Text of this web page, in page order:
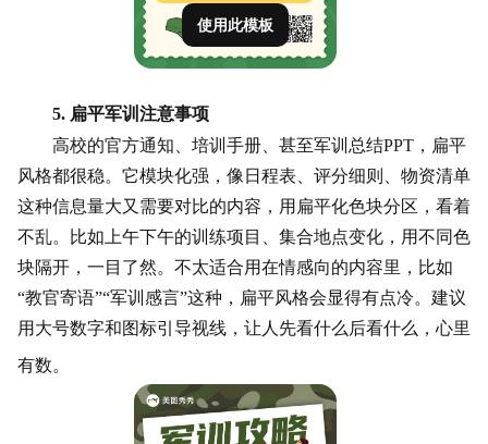
使用此模板
5. 扁平军训注意事项
高校的官方通知、培训手册、甚至军训总结PPT，扁平
风格都很稳。它模块化强，像日程表、评分细则、物资清单
这种信息量大又需要对比的内容，用扁平化色块分区，看着
不乱。比如上午下午的训练项目、集合地点变化，用不同色
块隔开，一目了然。不太适合用在情感向的内容里，比如
“教官寄语”“军训感言”这种，扁平风格会显得有点冷。建议
用大号数字和图标引导视线，让人先看什么后看什么，心里
有数。